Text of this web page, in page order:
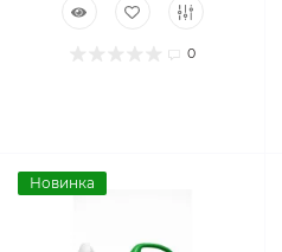
0
Новинка